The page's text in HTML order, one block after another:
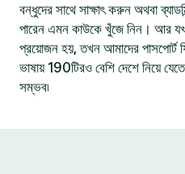
বন্ধুদের সাথে সাক্ষাৎ করুন অথবা
পারেন এমন কাউকে খুঁজে নিন। আর
প্রয়োজন হয়, তখন আমাদের পাসপোর্ট
ভাষায় 190টিরও বেশি দেশে নিয়ে
সম্ভব৷